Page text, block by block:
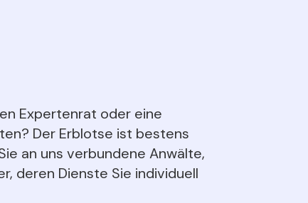
Expertenrat oder eine
Der Erblotse ist bestens
an uns verbundene Anwälte,
deren Dienste Sie individuell